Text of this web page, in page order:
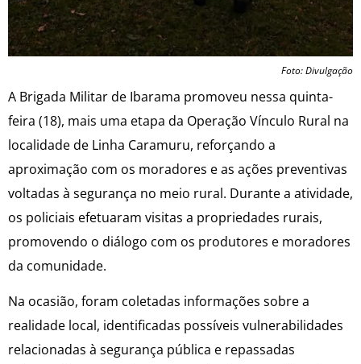
Foto: Divulgação
A Brigada Militar de Ibarama promoveu nessa quinta-
feira (18), mais uma etapa da Operação Vínculo Rural na
localidade de Linha Caramuru, reforçando a
aproximação com os moradores e as ações preventivas
voltadas à segurança no meio rural. Durante a atividade,
os policiais efetuaram visitas a propriedades rurais,
promovendo o diálogo com os produtores e moradores
da comunidade.
Na ocasião, foram coletadas informações sobre a
realidade local, identificadas possíveis vulnerabilidades
relacionadas à segurança pública e repassadas